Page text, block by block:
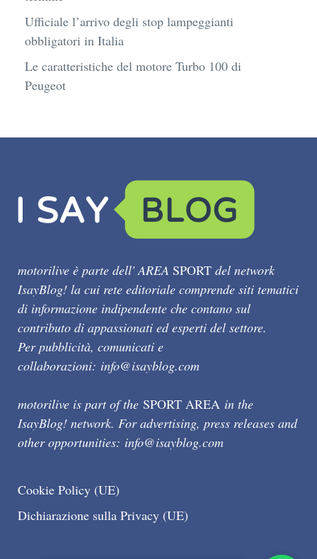
Ufficiale l’arrivo degli stop lampeggianti
obbligatori in Italia
Le caratteristiche del motore Turbo 100 di
Peugeot
motorilive è parte dell' AREA SPORT del network
IsayBlog! la cui rete editoriale comprende siti tematici
di informazione indipendente che contano sul
contributo di appassionati ed esperti del settore.
Per pubblicità, comunicati e
collaborazioni: info@isayblog.com
motorilive is part of the SPORT AREA in the
IsayBlog! network. For advertising, press releases and
other opportunities: info@isayblog.com
Cookie Policy (UE)
Dichiarazione sulla Privacy (UE)